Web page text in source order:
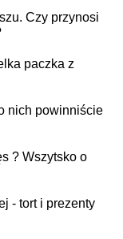
Czy przynosi
paczka z
nich powinniście
? Wszytsko o
- tort i prezenty